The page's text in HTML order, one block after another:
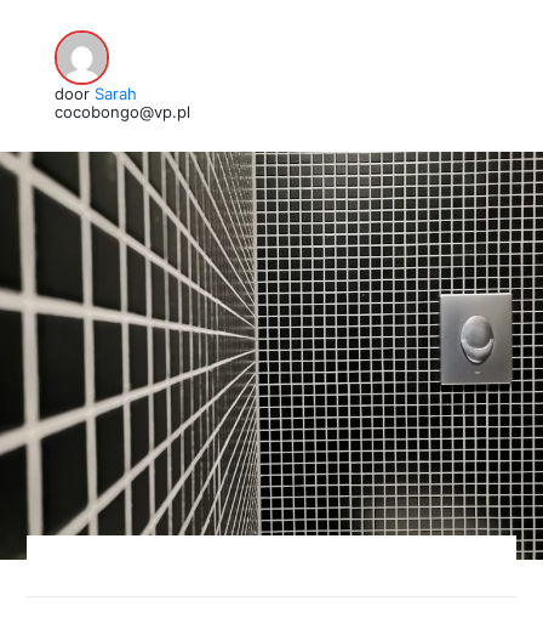
door Sarah
cocobongo@vp.pl